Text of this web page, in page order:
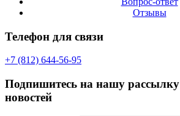
Отзывы
Телефон для связи
+7 (812) 644-56-95
Подпишитесь на нашу
новостей